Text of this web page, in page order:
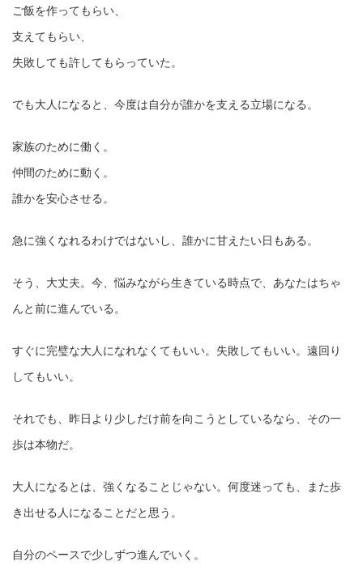
ご飯を作ってもらい、
支えてもらい、
失敗しても許してもらっていた。
でも大人になると、今度は自分が誰かを支える立場になる。
家族のために働く。
仲間のために動く。
誰かを安心させる。
急に強くなれるわけではないし、誰かに甘えたい日もある。
そう、大丈夫。今、悩みながら生きている時点で、あなたはちゃ
んと前に進んでいる。
すぐに完璧な大人になれなくてもいい。失敗してもいい。遠回り
してもいい。
それでも、昨日より少しだけ前を向こうとしているなら、その一
歩は本物だ。
大人になるとは、強くなることじゃない。何度迷っても、また歩
き出せる人になることだと思う。
自分のペースで少しずつ進んでいく。